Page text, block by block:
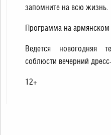
запомните на всю жизнь.
Программа на армянском
Ведется новогодняя
соблюсти вечерний
12+